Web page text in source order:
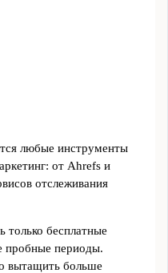
любые инструменты
от Ahrefs и
отслеживания
только бесплатные
пробные периоды.
вытащить больше